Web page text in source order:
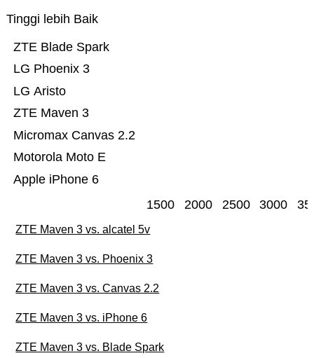
Tinggi lebih Baik
Apple iPhone 6
Motorola Moto E
Micromax Canvas 2.2
ZTE Maven 3
LG Aristo
LG Phoenix 3
ZTE Blade Spark
1500 2000 2500 3000
ZTE Maven 3 vs. alcatel 5v
ZTE Maven 3 vs. Phoenix 3
ZTE Maven 3 vs. Canvas 2.2
ZTE Maven 3 vs. iPhone 6
ZTE Maven 3 vs. Blade Spark